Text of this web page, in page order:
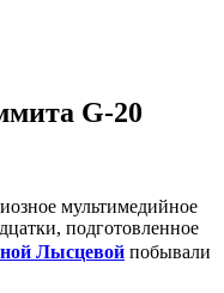
G-20
мультимедийное
подготовленное
Лысцевой побывали